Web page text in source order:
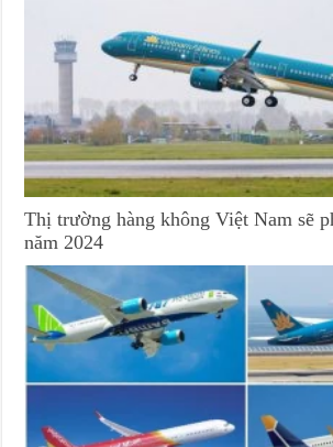
Thị trường hàng không Việt Nam sẽ
năm 2024